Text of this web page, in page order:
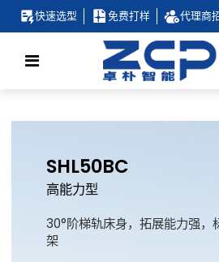
快速选型 免费打样 代理商
SHL50BC
高能力型
30°阶梯轨床身，拓展能力强，
架